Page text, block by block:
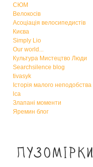
СЮМ
Велокосів
Асоціація велосипедистів
Києва
Simply Lio
Our world...
Культура Мистецтво Люди
Searchsilence blog
tivasyk
Історія малого неподобства
lca
Злапані моменти
Яремин блог
Пузомірки